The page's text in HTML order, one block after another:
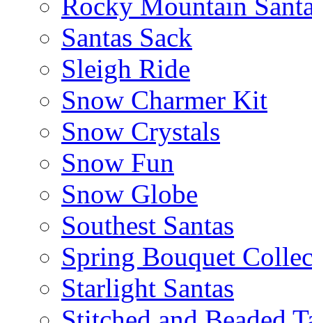
Rocky Mountain
Santas Sack
Sleigh Ride
Snow Charmer Kit
Snow Crystals
Snow Fun
Snow Globe
Southest Santas
Spring Bouquet
Starlight Santas